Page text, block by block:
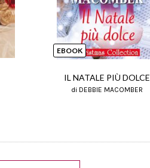
EBOOK
IL NATALE PIÙ DOLCE
di DEBBIE MACOMBER